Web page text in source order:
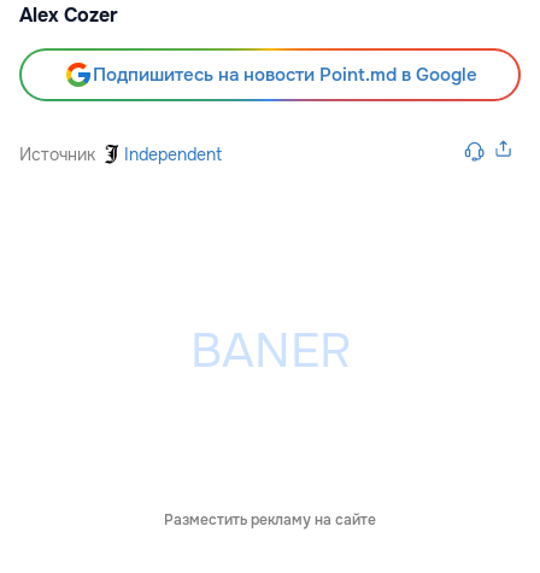
Alex Cozer
Подпишитесь на новости Point.md в Google
Источник Independent
Разместить рекламу на сайте